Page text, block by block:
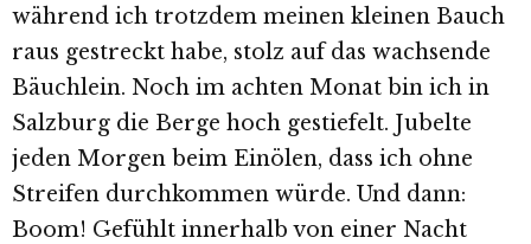
während ich trotzdem meinen kleinen Bauch
raus gestreckt habe, stolz auf das wachsende
Bäuchlein. Noch im achten Monat bin ich in
Salzburg die Berge hoch gestiefelt. Jubelte
jeden Morgen beim Einölen, dass ich ohne
Streifen durchkommen würde. Und dann:
Boom! Gefühlt innerhalb von einer Nacht